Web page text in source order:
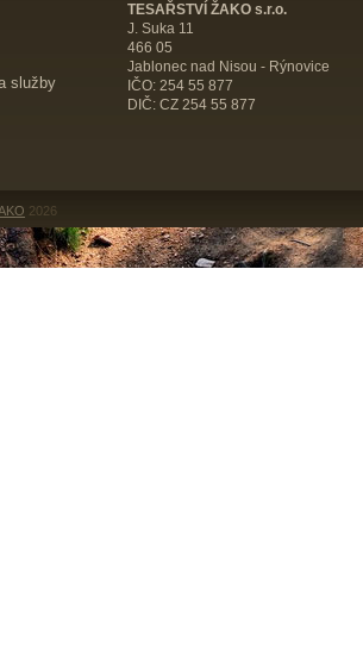
služby
TESAŘSTVÍ ŽAKO s.r.o.
J. Suka 11
466 05
Jablonec nad Nisou - Rýnovice
IČO: 254 55 877
DIČ: CZ 254 55 877
2026